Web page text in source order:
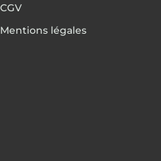
CGV
Mentions légales